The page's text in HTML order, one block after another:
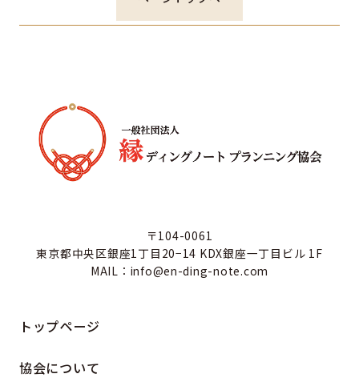
〒104-0061
東京都中央区銀座1丁目20−14 KDX銀座一丁目ビル 1F
MAIL：info@en-ding-note.com
トップページ
協会について